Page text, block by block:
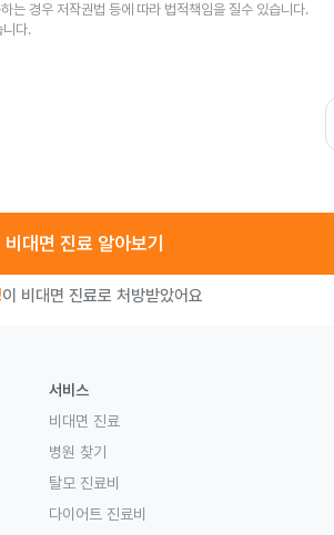
는 경우 저작권법 등에 따라 법적책임을 질수 있습니다.
니다.
대면 진료 알아보기
이 비대면 진료로 처방받았어요
서비스
비대면 진료
병원 찾기
탈모 진료비
다이어트 진료비